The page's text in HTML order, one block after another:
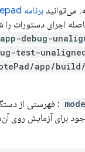
می‌توانید برنامه Notepad
اجرای دستورات
app-debug-
test-
app/
: فهرستی از
برای آزمایش روی